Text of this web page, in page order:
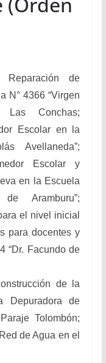
Reparación de
N° 4366 “Virgen
Conchas;
Escolar en la
Avellaneda”;
Escolar y
en la Escuela
Aramburu”;
el nivel inicial
para docentes y
“Dr. Facundo de
de la
Depuradora de
Tolombón;
de Agua en el